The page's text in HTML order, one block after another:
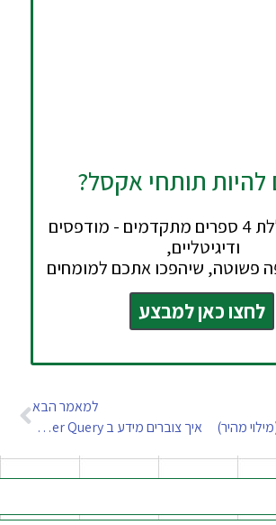
תותחי אקסל?
הכוללת 4 ספרים מתקדמים - מודפסים
ודיגיטליים,
שיהפכו אתכם למומחים
כאן למבצע
למאמר הבא
איך צוברים מידע ב Power Query